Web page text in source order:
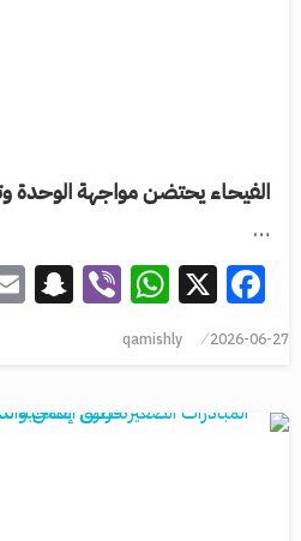
الفيحاء يحتضن مواجهة الوحدة
…
Facebook
X
2026-06-27
qamishly